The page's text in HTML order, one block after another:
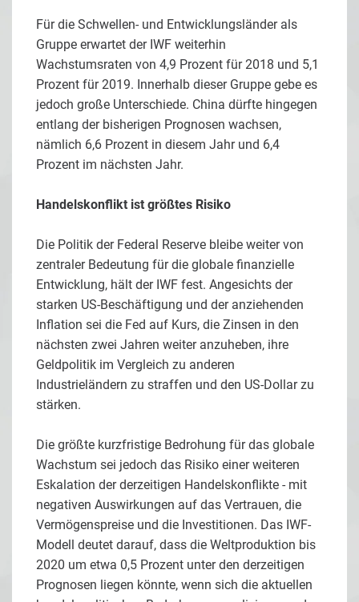
Für die Schwellen- und Entwicklungsländer als
Gruppe erwartet der IWF weiterhin
Wachstumsraten von 4,9 Prozent für 2018 und 5,1
Prozent für 2019. Innerhalb dieser Gruppe gebe es
jedoch große Unterschiede. China dürfte hingegen
entlang der bisherigen Prognosen wachsen,
nämlich 6,6 Prozent in diesem Jahr und 6,4
Prozent im nächsten Jahr.
Handelskonflikt ist größtes Risiko
Die Politik der Federal Reserve bleibe weiter von
zentraler Bedeutung für die globale finanzielle
Entwicklung, hält der IWF fest. Angesichts der
starken US-Beschäftigung und der anziehenden
Inflation sei die Fed auf Kurs, die Zinsen in den
nächsten zwei Jahren weiter anzuheben, ihre
Geldpolitik im Vergleich zu anderen
Industrieländern zu straffen und den US-Dollar zu
stärken.
Die größte kurzfristige Bedrohung für das globale
Wachstum sei jedoch das Risiko einer weiteren
Eskalation der derzeitigen Handelskonflikte - mit
negativen Auswirkungen auf das Vertrauen, die
Vermögenspreise und die Investitionen. Das IWF-
Modell deutet darauf, dass die Weltproduktion bis
2020 um etwa 0,5 Prozent unter den derzeitigen
Prognosen liegen könnte, wenn sich die aktuellen